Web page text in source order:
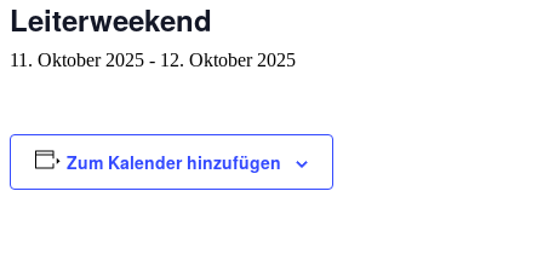
Leiterweekend
11. Oktober 2025 - 12. Oktober 2025
Zum Kalender hinzufügen